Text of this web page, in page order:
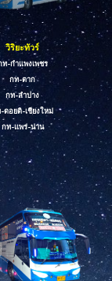
วิริยะทัวร์
ท-กำแพงเพชร
กท-ตาก
กท-ลำปาง
ดอยติ-เชียงใหม่
กท-แพร่-น่าน